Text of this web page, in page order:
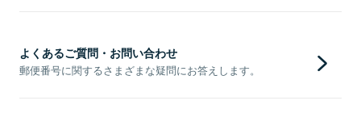
よくあるご質問・お問い合わせ
郵便番号に関するさまざまな疑問にお答えします。